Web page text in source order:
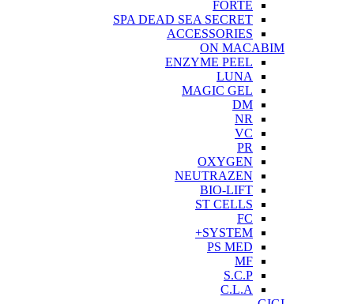
FORTE
SPA DEAD SEA SECRET
ACCESSORIES
ON MACABIM
ENZYME PEEL
LUNA
MAGIC GEL
DM
NR
VC
PR
OXYGEN
NEUTRAZEN
BIO-LIFT
ST CELLS
FC
SYSTEM+
PS MED
MF
S.C.P
C.L.A